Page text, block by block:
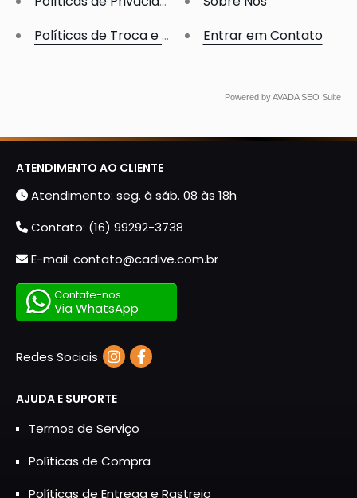
Políticas de Troca e DevoluçãoEntrar em Contato
Powered byAVADA SEO Suite
ATENDIMENTO AO CLIENTE
Atendimento: seg. à sáb. 08 às 18h
Contato: (16) 99292-3738
E-mail: contato@cadive.com.br
Contate-nos
Via WhatsApp
Redes Sociais
AJUDA E SUPORTE
Termos de Serviço
Políticas de Compra
Políticas de Entrega e Rastreio